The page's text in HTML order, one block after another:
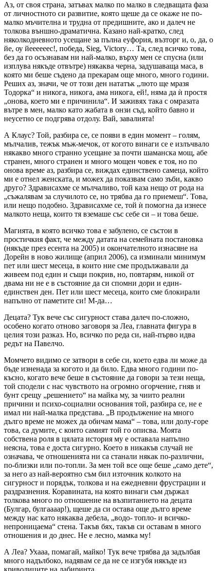
Аз, от своя страна, затъвах малко по малко в следващата фаза
от личностното си развитие, която щеше да се окаже не по-
малко мъчителна и трудна от предишните, ако и далеч не
толкова външно-драматична. Казано най-кратко, след
няколкодневното усещане за пълна еуфория, възторг и, о, да, о
йе, оу йеееееес!, победа, Sieg, Victory… Та, след всичко това,
без да го осъзнавам ни най-малко, върху мен се спусна (или
изплува някъде отвътре) някаква черна, задушаваща маса, в
която ми беше съдено да прекарам още много, много години.
Реших аз, значи, че от този ден нататък „люто ще мразя
Тодорка“ и никога, никога, ама никога, ей!, няма да ѝ простя
„онова, което ми е причинила“. И заживях така с омразата
вътре в мен, малко като жабата в онзи съд, който бавно и
неусетно се подгрява отдолу. Вай, завалията!
А Клаус? Той, разбира се, се появи в един момент – голям,
мълчалив, тежък мъж-мечок, от когото винаги се е излъчвало
някакво много странно усещане за почти шаманска мощ, абе
странен, много странен и много мощен човек е тоя, но по
онова време аз, разбира се, виждах единствено самеца, който
ми е отнел женската, и можех да показвам само зъби, какво
друго? Здрависахме се мълчаливо, той каза нещо от рода на
„съжалявам за случилото се, но трябва да го приемеш“. Това,
или нещо подобно. Здрависахме се, той ѝ помогна да изнесе
малкото неща, които тя вземаше със себе си – и това беше.
Магията, в която всичко това е забулено, се състои в
простичкия факт, че между датата на семейната постановка
(някъде през есента на 2005) и окончателното изнасяне на
Дорейн в ново жилище (април 2006), са изминали минимум
пет или шест месеца, в които ние сме продължавали да
живеем под един и същи покрив, но, повтарям, никой от
двама ни не е в състояние да си спомни дори и един-
единствен ден. Пет или шест месеца, които сме блокирали
напълно от паметите си! М-да…
Децата? Тук вече със сигурност става далеч по-сложно,
особено когато отново заговоря за Леа, главната фигура в
целия този разказ. Но, всичко по реда си, най-първо идва
редът на Павелчо.
Момчето видимо се затвори в себе си, което едва ли може да
бъде изненада за когото и да било. Едва много години по-
късно, когато вече беше в състояние да говори за тези неща,
той сподели с нас чувството на огромно огорчение, гняв и
бунт срещу „решението“ на майка му, за чиито реални
причини и психо-социални основания той, разбира се, не е
имал ни най-малка представа. „В продължение на много
дълго време не можех да обичам мама“ – това, или долу-горе
това, са думите, с които самият той го описва. Моята
собствена роля в цялата история му е оставала напълно
неясна, това е доста сигурно. Което в никакъв случай не
означава, че отношенията ни са станали някак по-различни,
по-близки или по-топли. За мен той все още беше „само дете“,
за него аз най-вероятно съм бил източник колкото на
сигурност и порядък, толкова и на ежедневни фрустрации и
раздразнения. Коравината, на която винаги съм държал
толкова много по отношение на възпитанието на децата
(Булгар, булгаааар!), щеше да си остава още дълго време
между нас като някаква дебела, „водо- топло- и всичко-
непроницаема“ стена. Такъв бях, такъв си оставам в много
отношения и до днес. Не е лесно, мамка му!
А Леа? Ухааа, помагай, майко! Тук вече трябва да задълбая
много надълбоко, надявам се да не се изгубя някъде из